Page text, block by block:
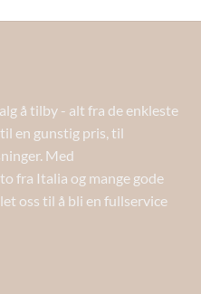
å tilby - alt fra de enkleste
en gunstig pris, til
Med
fra Italia og mange gode
oss til å bli en fullservice